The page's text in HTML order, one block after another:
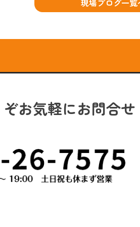
現場ブログ一覧
お気軽にお問合